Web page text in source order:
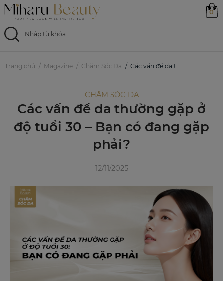
0
Trang chủ
Sản phẩm
Ưu đãi
Magazine
Feed
0799 33 86 88
Trang chủ Magazine Chăm Sóc Da Các vấn đề da thường gặp ở độ tuổi 30 – Bạn có đang gặp phải?
CHĂM SÓC DA
Các vấn đề da thường gặp ở
độ tuổi 30 – Bạn có đang gặp
phải?
12/11/2025